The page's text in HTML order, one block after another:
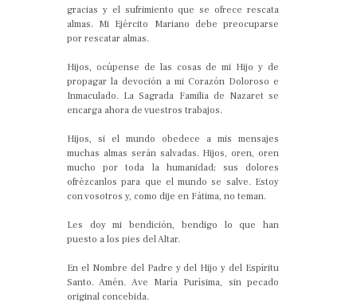
gracias y el sufrimiento que se ofrece rescata
almas. Mi Ejército Mariano debe preocuparse
por rescatar almas.
Hijos, ocúpense de las cosas de mi Hijo y de
propagar la devoción a mi Corazón Doloroso e
Inmaculado. La Sagrada Familia de Nazaret se
encarga ahora de vuestros trabajos.
Hijos, si el mundo obedece a mis mensajes
muchas almas serán salvadas. Hijos, oren, oren
mucho por toda la humanidad; sus dolores
ofrézcanlos para que el mundo se salve. Estoy
con vosotros y, como dije en Fátima, no teman.
Les doy mi bendición, bendigo lo que han
puesto a los pies del Altar.
En el Nombre del Padre y del Hijo y del Espíritu
Santo. Amén. Ave María Purísima, sin pecado
original concebida.